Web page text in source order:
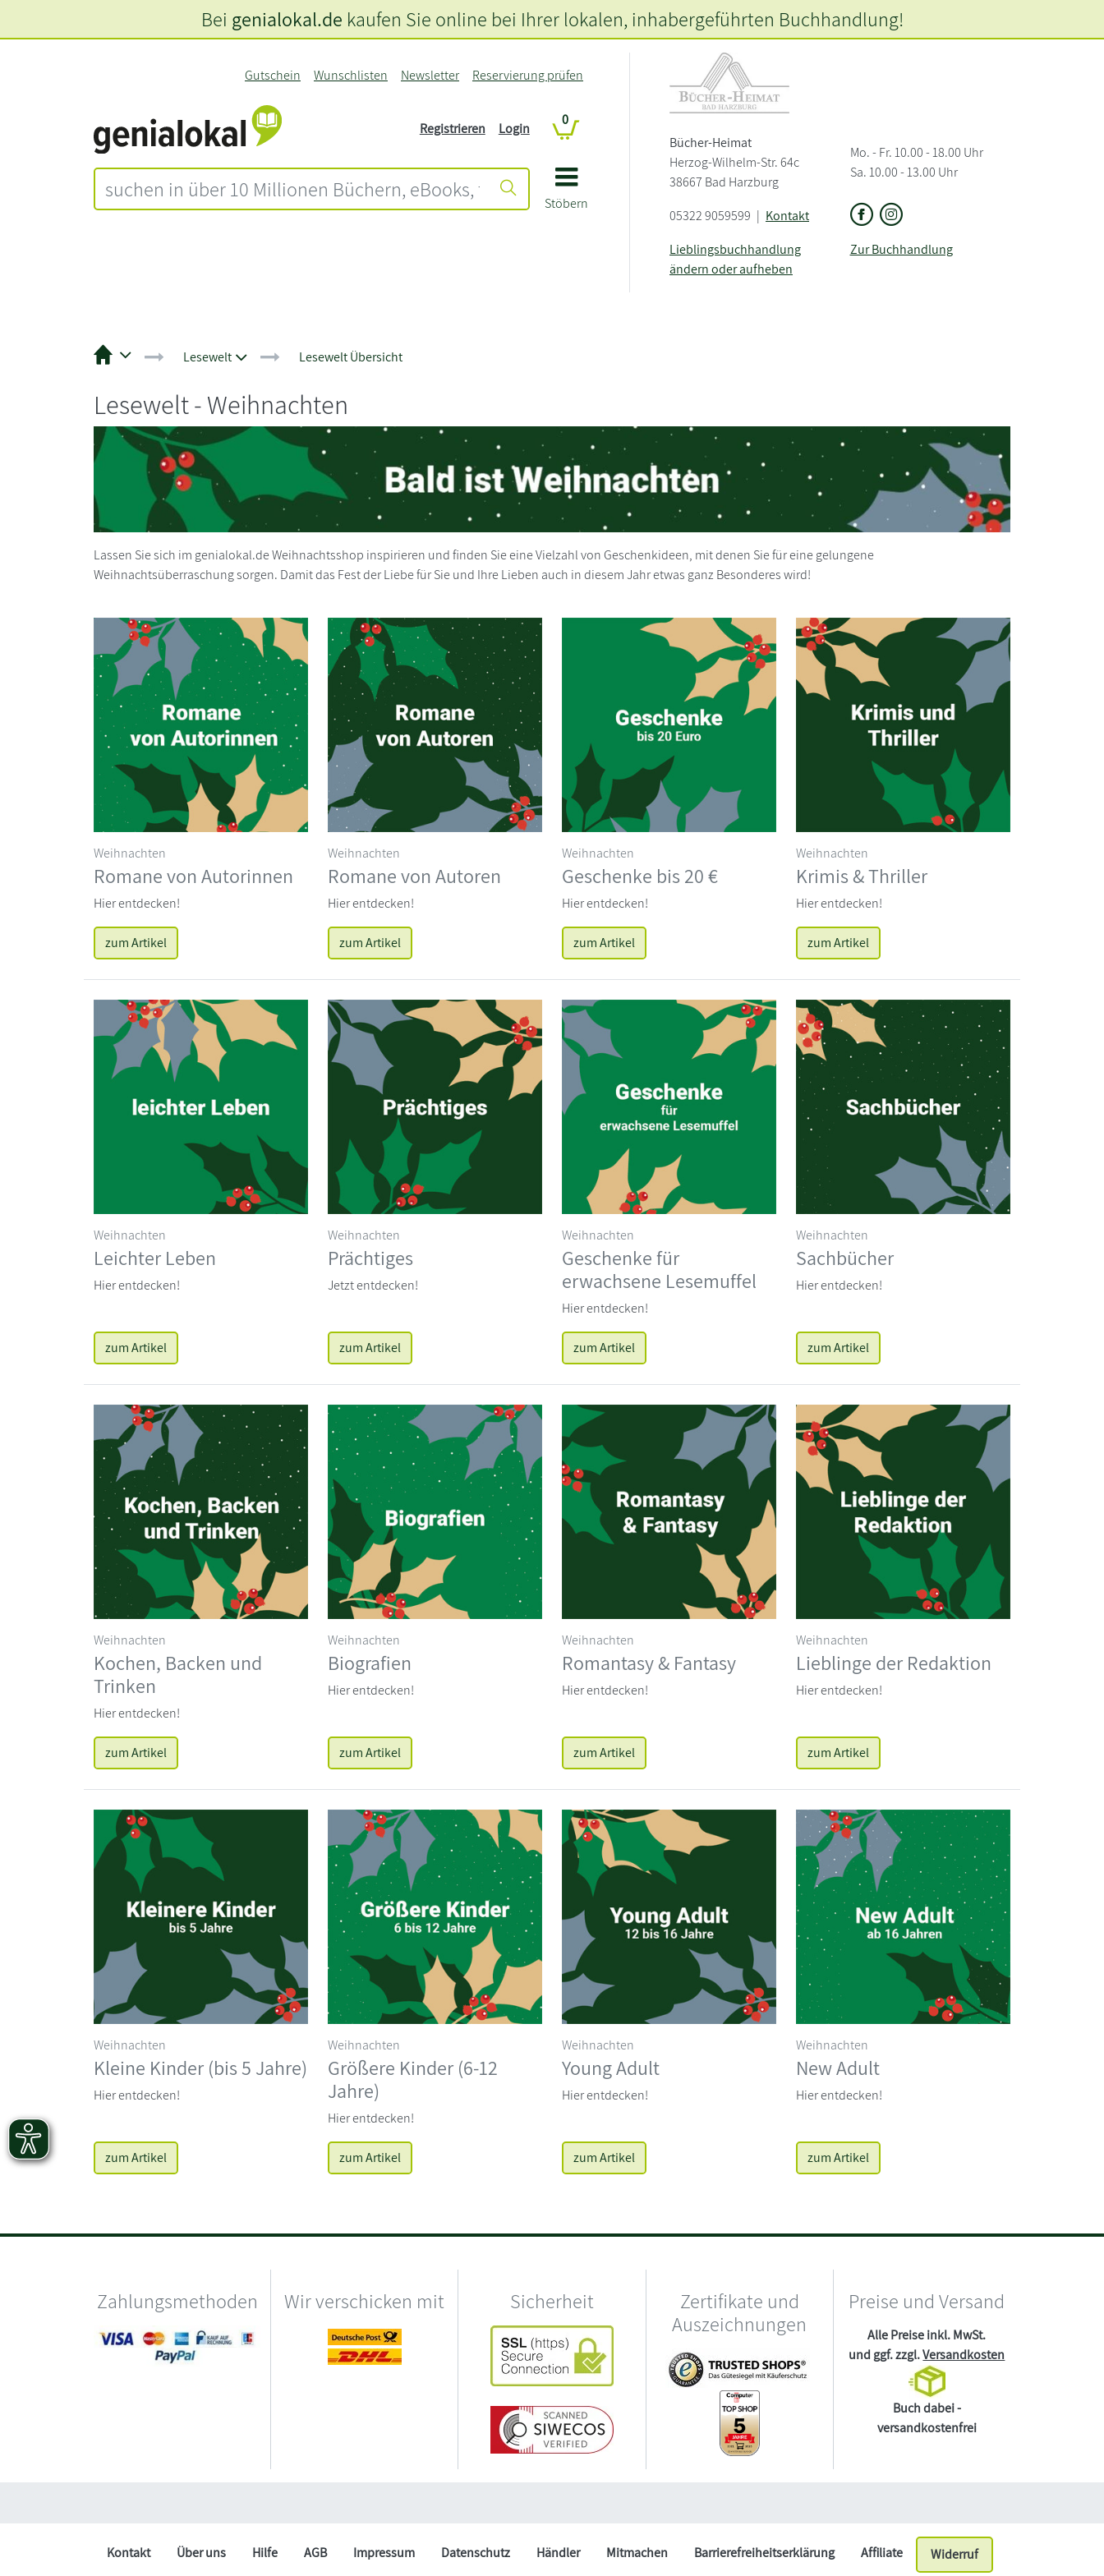
Stöbern
Gutschein Wunschlisten Newsletter Reservierung prüfen
Registrieren Login
0
Bücher-Heimat
Herzog-Wilhelm-Str. 64c
38667 Bad Harzburg
Mo. - Fr. 10.00 - 18.00 Uhr
Sa. 10.00 - 13.00 Uhr
05322 9059599 | Kontakt
Lieblingsbuchhandlung
ändern oder aufheben
Zur Buchhandlung
Bei genialokal.de kaufen Sie online bei Ihrer lokalen, inhabergeführten Buchhandlung!
Lesewelt Lesewelt Übersicht
Lesewelt - Weihnachten
Lassen Sie sich im genialokal.de Weihnachtsshop inspirieren und finden Sie eine Vielzahl von Geschenkideen, mit denen Sie für eine gelungene
Weihnachtsüberraschung sorgen. Damit das Fest der Liebe für Sie und Ihre Lieben auch in diesem Jahr etwas ganz Besonderes wird!
Weihnachten
Romane von Autorinnen
Hier entdecken!
zum Artikel
Weihnachten
Romane von Autoren
Hier entdecken!
zum Artikel
Weihnachten
Geschenke bis 20 €
Hier entdecken!
zum Artikel
Weihnachten
Krimis & Thriller
Hier entdecken!
zum Artikel
Weihnachten
Leichter Leben
Hier entdecken!
zum Artikel
Weihnachten
Prächtiges
Jetzt entdecken!
zum Artikel
Weihnachten
Geschenke für
erwachsene Lesemuffel
Hier entdecken!
zum Artikel
Weihnachten
Sachbücher
Hier entdecken!
zum Artikel
Weihnachten
Kochen, Backen und
Trinken
Hier entdecken!
zum Artikel
Weihnachten
Biografien
Hier entdecken!
zum Artikel
Weihnachten
Romantasy & Fantasy
Hier entdecken!
zum Artikel
Weihnachten
Lieblinge der Redaktion
Hier entdecken!
zum Artikel
Weihnachten
Kleine Kinder (bis 5 Jahre)
Hier entdecken!
zum Artikel
Weihnachten
Größere Kinder (6-12
Jahre)
Hier entdecken!
zum Artikel
Weihnachten
Young Adult
Hier entdecken!
zum Artikel
Weihnachten
New Adult
Hier entdecken!
zum Artikel
Zahlungsmethoden Wir verschicken mit Sicherheit
Zertifikate und
Auszeichnungen
Preise und Versand
Alle Preise inkl. MwSt.
und ggf. zzgl.Versandkosten
Buch dabei -
versandkostenfrei
Kontakt Über uns Hilfe AGB Impressum Datenschutz Händler Mitmachen Barrierefreiheitserklärung Affiliate Widerruf